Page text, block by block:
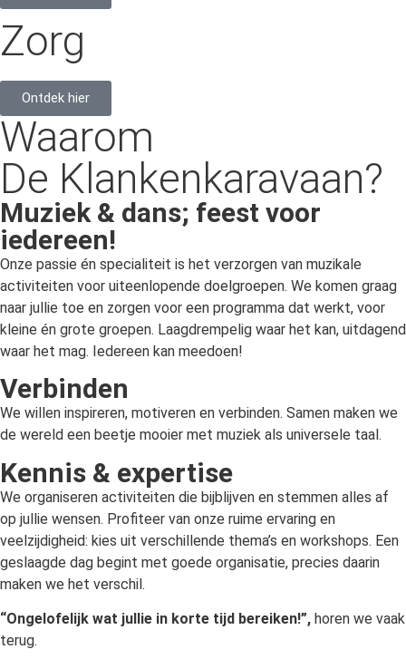
Zorg
Ontdek hier
Waarom
De Klankenkaravaan?
Muziek & dans; feest voor
iedereen!
Onze passie én specialiteit is het verzorgen van muzikale
activiteiten voor uiteenlopende doelgroepen. We komen graag
naar jullie toe en zorgen voor een programma dat werkt, voor
kleine én grote groepen. Laagdrempelig waar het kan, uitdagend
waar het mag. Iedereen kan meedoen!
Verbinden
We willen inspireren, motiveren en verbinden. Samen maken we
de wereld een beetje mooier met muziek als universele taal.
Kennis & expertise
We organiseren activiteiten die bijblijven en stemmen alles af
op jullie wensen. Profiteer van onze ruime ervaring en
veelzijdigheid: kies uit verschillende thema’s en workshops. Een
geslaagde dag begint met goede organisatie, precies daarin
maken we het verschil.
“Ongelofelijk wat jullie in korte tijd bereiken!”, horen we vaak
terug.